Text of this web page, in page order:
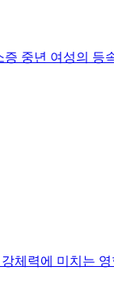
중년 여성의 등
체력에 미치는 영